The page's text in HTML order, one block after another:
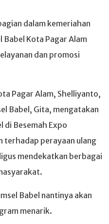
dalam kemeriahan
Babel Kota Pagar Alam
dan promosi
Pagar Alam, Shelliyanto,
Babel, Gita, mengatakan
di Besemah Expo
terhadap perayaan ulang
mendekatkan berbagai
Babel nantinya akan
menarik.